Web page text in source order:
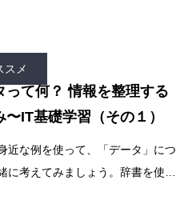
スメ
って何？ 情報を整理する
〜IT基礎学習（その１）
近な例を使って、「データ」につ
に考えてみましょう。辞書を使う